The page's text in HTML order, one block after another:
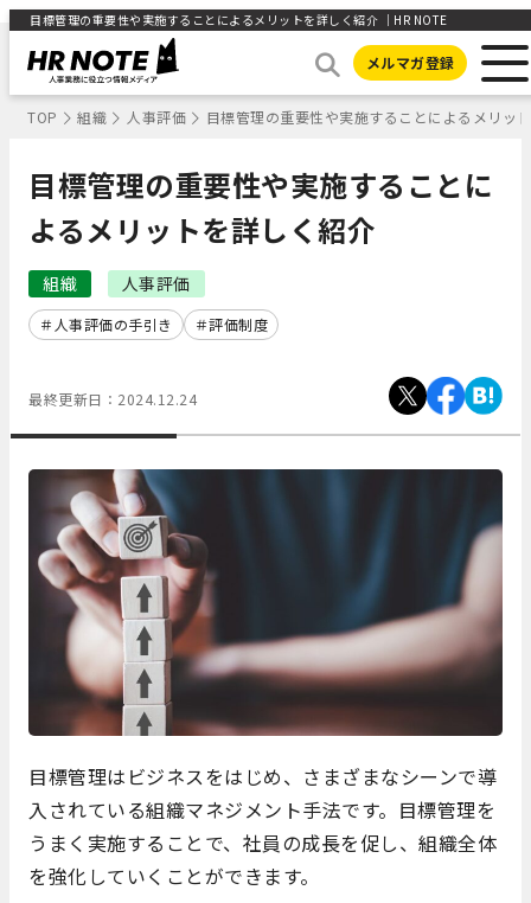
目標管理の重要性や実施することによるメリットを詳しく紹介 ｜HR NOTE
メルマガ登録
TOP 組織 人事評価 目標管理の重要性や実施することによるメリッ
目標管理の重要性や実施することに
よるメリットを詳しく紹介
組織 人事評価
人事評価の手引き 評価制度
最終更新日： 2024.12.24
目標管理はビジネスをはじめ、さまざまなシーンで導
入されている組織マネジメント手法です。目標管理を
うまく実施することで、社員の成長を促し、組織全体
を強化していくことができます。